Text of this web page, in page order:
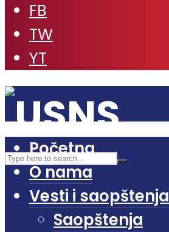
FB
TW
YT
Početna
O nama
Vesti i saopštenja
Saopštenja